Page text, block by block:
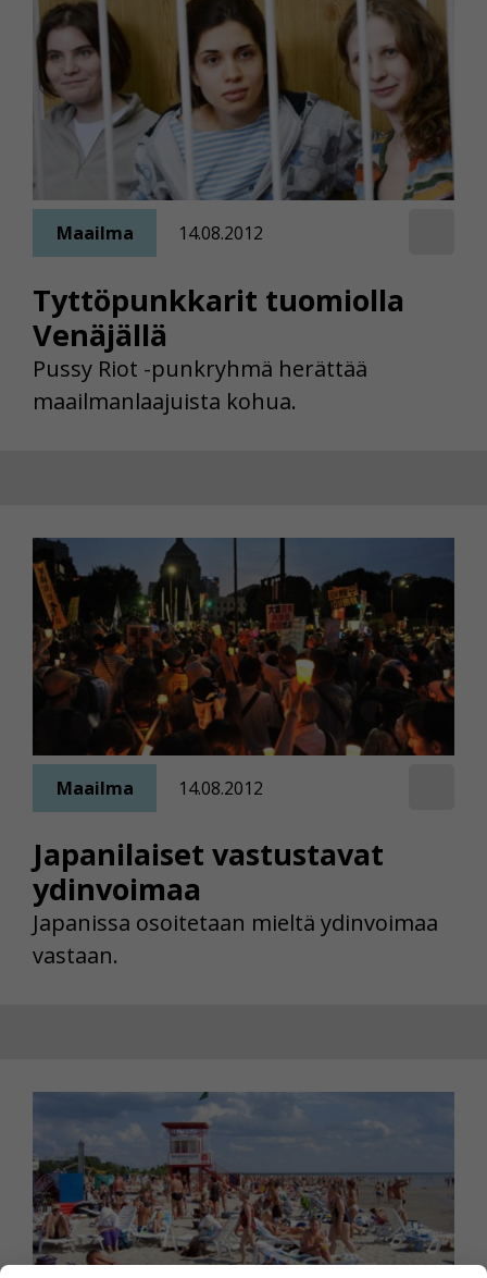
Tyttöpunkkarit tuomiolla
Venäjällä
Maailma 14.08.2012
Pussy Riot -punkryhmä herättää
maailmanlaajuista kohua.
Japanilaiset vastustavat
ydinvoimaa
Maailma 14.08.2012
Japanissa osoitetaan mieltä ydinvoimaa
vastaan.